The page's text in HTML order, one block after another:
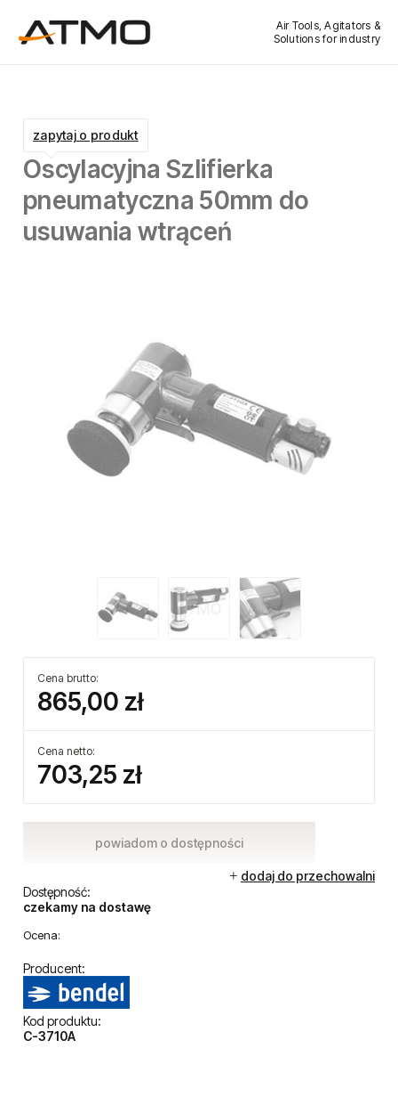
Air Tools, Agitators &
Solutions for industry
Oscylacyjna Szlifierka
pneumatyczna 50mm do
usuwania wtrąceń
Cena brutto:
865,00 zł
Cena netto:
703,25 zł
powiadom o dostępności
dodaj do przechowalni
Dostępność:
czekamy na dostawę
Ocena:
Producent:
Kod produktu:
C-3710A
zapytaj o produkt